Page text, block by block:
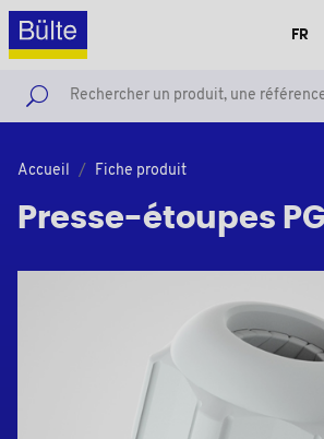
FR
Accueil Fiche produit
Presse-étoupes